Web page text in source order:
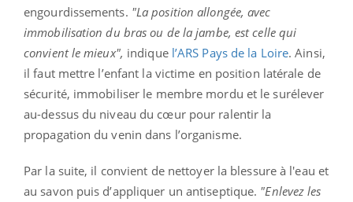
engourdissements. "La position allongée, avec
immobilisation du bras ou de la jambe, est celle qui
convient le mieux", indique l’ARS Pays de la Loire. Ainsi,
il faut mettre l’enfant la victime en position latérale de
sécurité, immobiliser le membre mordu et le surélever
au-dessus du niveau du cœur pour ralentir la
propagation du venin dans l’organisme.
Par la suite, il convient de nettoyer la blessure à l'eau et
au savon puis d’appliquer un antiseptique. "Enlevez les